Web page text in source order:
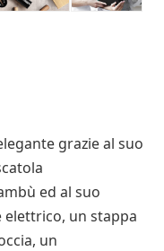
grazie al suo
ed al suo
un stappa
un